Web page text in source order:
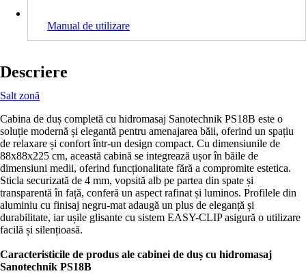
Manual de utilizare
Descriere
Salt zonă
Cabina de duș completă cu hidromasaj Sanotechnik PS18B este o
soluție modernă și elegantă pentru amenajarea băii, oferind un spațiu
de relaxare și confort într-un design compact. Cu dimensiunile de
88x88x225 cm, această cabină se integrează ușor în băile de
dimensiuni medii, oferind funcționalitate fără a compromite estetica.
Sticla securizată de 4 mm, vopsită alb pe partea din spate și
transparentă în față, conferă un aspect rafinat și luminos. Profilele din
aluminiu cu finisaj negru-mat adaugă un plus de eleganță și
durabilitate, iar ușile glisante cu sistem EASY-CLIP asigură o utilizare
facilă și silențioasă.
Caracteristicile de produs ale cabinei de duș cu hidromasaj
Sanotechnik PS18B